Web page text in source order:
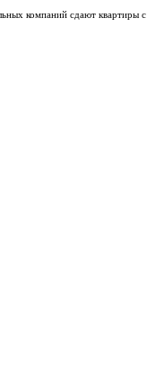
компаний сдают квартиры